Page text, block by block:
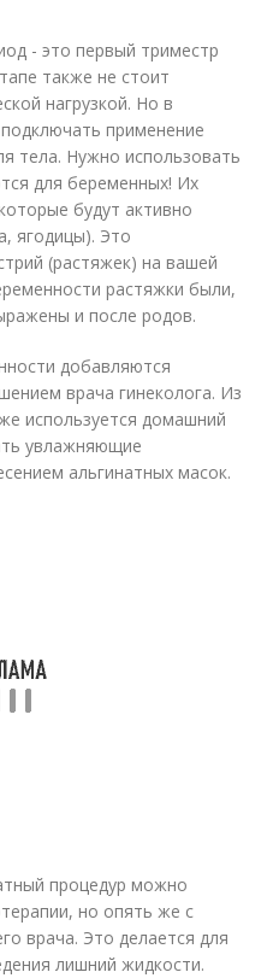
- это первый триместр
также не стоит
нагрузкой. Но в
применение
тела. Нужно использовать
для беременных! Их
будут активно
ягодицы). Это
(растяжек) на вашей
растяжки были,
и после родов.
добавляются
врача гинеколога. Из
используется домашний
увлажняющие
альгинатных масок.
процедур можно
но опять же с
врача. Это делается для
лишний жидкости.